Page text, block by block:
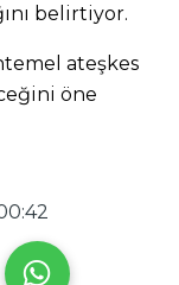
belirtiyor.
ateşkes
öne